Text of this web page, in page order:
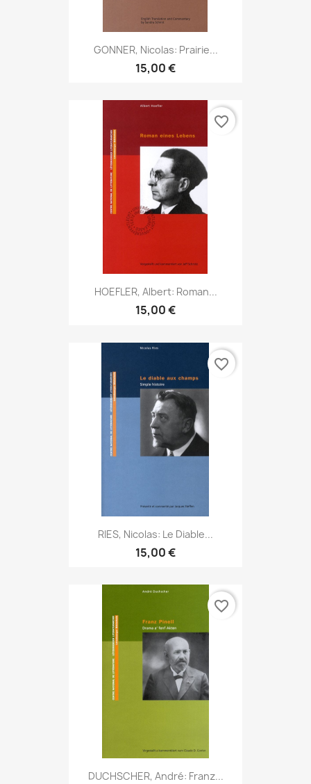
GONNER, Nicolas: Prairie...
15,00 €
HOEFLER, Albert: Roman...
15,00 €
favorite_border
RIES, Nicolas: Le Diable...
15,00 €
favorite_border
DUCHSCHER, André: Franz...
favorite_border